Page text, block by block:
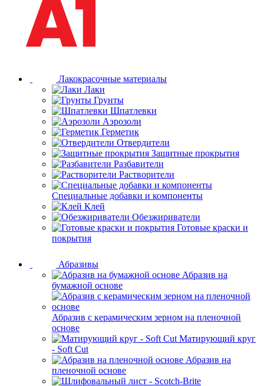
Лакокрасочные материалы
Лаки
Грунты
Шпатлевки
Аэрозоли
Герметик
Отвердители
Защитные прокрытия
Разбавители
Растворители
Специальные добавки и компоненты
Клей
Обезжириватели
Готовые краски и
покрытия
Абразивы
Абразив на
бумажной основе
Абразив с керамическим зерном на пленочной
основе
Матирующий круг
- Soft Cut
Абразив на
пленочной основе